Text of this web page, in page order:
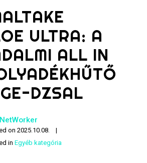
ULTRA: A
ALL IN
DZSAL
NetWorker
on2025.10.08.
inEgyéb kategória